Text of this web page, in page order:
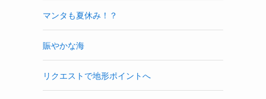
マンタも夏休み！？
賑やかな海
リクエストで地形ポイントへ